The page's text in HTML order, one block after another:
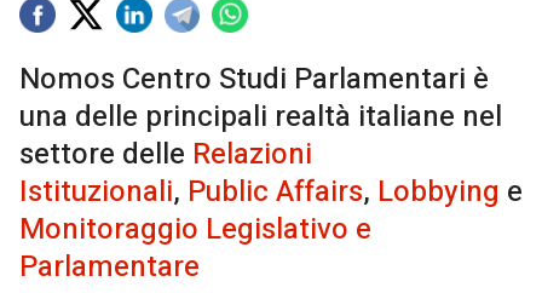
Nomos Centro Studi Parlamentari è
una delle principali realtà italiane nel
settore delle Relazioni
Istituzionali, Public Affairs, Lobbying e
Monitoraggio Legislativo e
Parlamentare